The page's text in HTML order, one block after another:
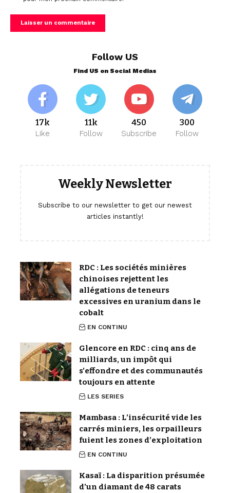
Follow US
Find US on Social Medias
17k
Like
11k
Follow
450
Subscribe
300
Follow
Weekly Newsletter
Subscribe to our newsletter to get our newest
articles instantly!
RDC : Les sociétés minières
chinoises rejettent les
allégations de teneurs
excessives en uranium dans le
cobalt
EN CONTINU
Glencore en RDC : cinq ans de
milliards, un impôt qui
s’effondre et des communautés
toujours en attente
LES SERIES
Mambasa : L’insécurité vide les
carrés miniers, les orpailleurs
fuient les zones d’exploitation
EN CONTINU
Kasaï : La disparition présumée
d’un diamant de 48 carats